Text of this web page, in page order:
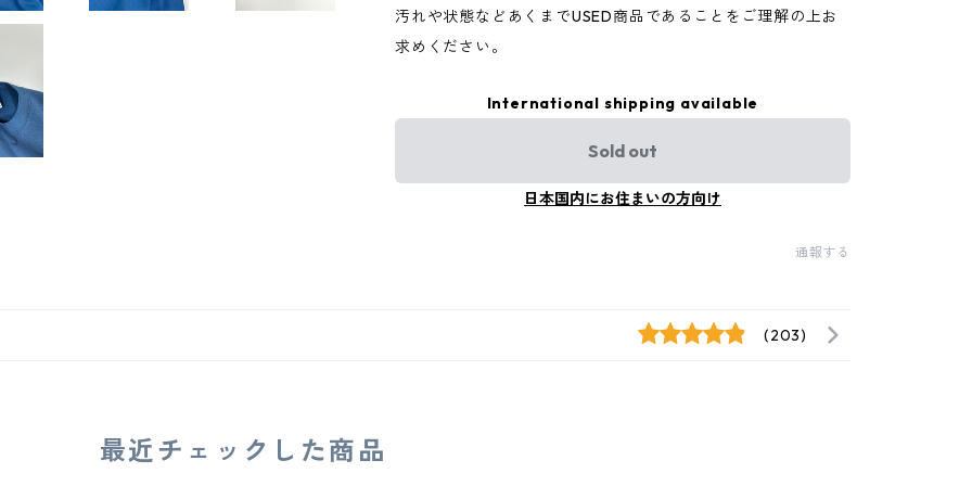
汚れや状態などあくまでUSED商品であることをご理解の上お
求めください。
International shipping available
Sold out
日本国内にお住まいの方向け
通報する
(203)
最近チェックした商品